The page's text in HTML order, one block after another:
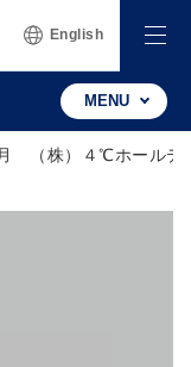
English
MENU
（株）４℃ホールデ